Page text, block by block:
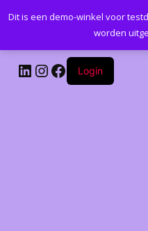
LinkedIn
Instagram
Facebook
Login
Dit is een demo-winkel voor
worden